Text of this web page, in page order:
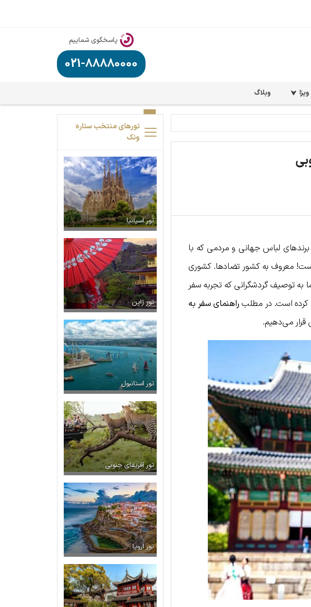
پاسخگوی شماییم
021-88880000
وبلاگ
برندهای لباس جهانی و مردمی که با
است! معروف به کشور تضادها. کشوری
به توصیف گردشگرانی که تجربه سفر
کرده است. در مطلبراهنمای سفر به
قرار می‌دهیم.
تورهای منتخب ستاره
ونک
تور اسپانیا
تور ژاپن
تور استانبول
تور آفریقای جنوبی
تور اروپا